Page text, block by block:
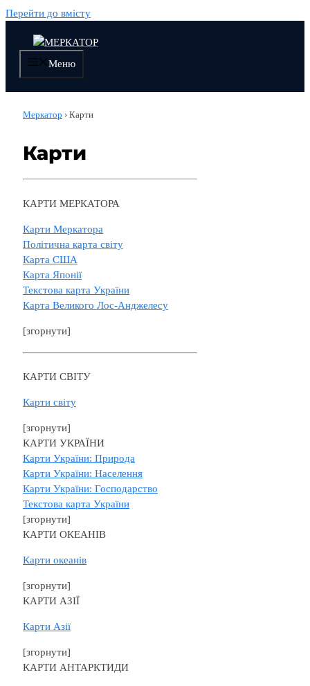
Перейти до вмісту
Меню
Меркатор › Карти
Карти
КАРТИ МЕРКАТОРА
Карти Меркатора
Політична карта світу
Карта США
Карта Японії
Текстова карта України
Карта Великого Лос-Анджелесу
[згорнути]
КАРТИ СВІТУ
Карти світу
[згорнути]
КАРТИ УКРАЇНИ
Карти України: Природа
Карти України: Населення
Карти України: Господарство
Текстова карта України
[згорнути]
КАРТИ ОКЕАНІВ
Карти океанів
[згорнути]
КАРТИ АЗІЇ
Карти Азії
[згорнути]
КАРТИ АНТАРКТИДИ